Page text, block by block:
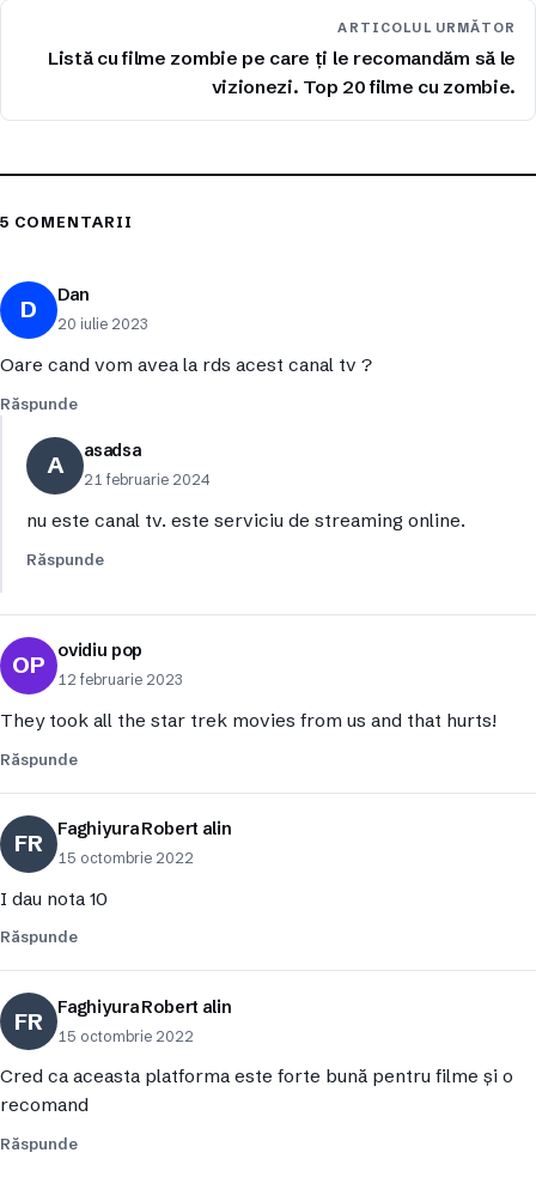
ARTICOLUL URMĂTOR
Listă cu filme zombie pe care ți le recomandăm să le
vizionezi. Top 20 filme cu zombie.
5 COMENTARII
D Dan
20 iulie 2023
Oare cand vom avea la rds acest canal tv ?
Răspunde
A asadsa
21 februarie 2024
nu este canal tv. este serviciu de streaming online.
Răspunde
OP ovidiu pop
12 februarie 2023
They took all the star trek movies from us and that hurts!
Răspunde
FR Faghiyura Robert alin
15 octombrie 2022
I dau nota 10
Răspunde
FR Faghiyura Robert alin
15 octombrie 2022
Cred ca aceasta platforma este forte bună pentru filme și o
recomand
Răspunde